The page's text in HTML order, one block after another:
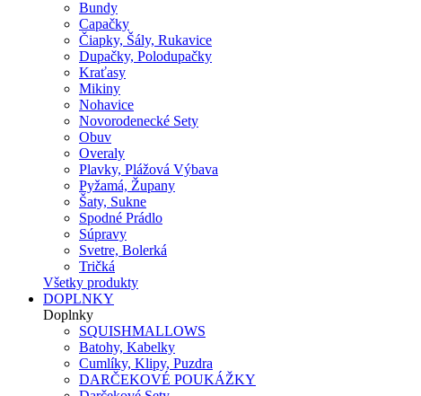
Bundy
Capačky
Čiapky, Šály, Rukavice
Dupačky, Polodupačky
Kraťasy
Mikiny
Nohavice
Novorodenecké Sety
Obuv
Overaly
Plavky, Plážová Výbava
Pyžamá, Župany
Šaty, Sukne
Spodné Prádlo
Súpravy
Svetre, Bolerká
Tričká
Všetky produkty
DOPLNKY
Doplnky
SQUISHMALLOWS
Batohy, Kabelky
Cumlíky, Klipy, Puzdra
DARČEKOVÉ POUKÁŽKY